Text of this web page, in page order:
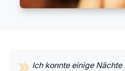
Ich konnte einige